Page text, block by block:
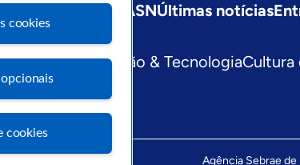
Sobre a ASNÚltimas notícias
& PolíticaInovação & TecnologiaCultura
Agência Sebrae
cookies
cookies